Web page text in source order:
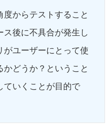
からテストすること
ス後に不具合が発生し
ユーザーにとって使
どうか？ということ
ていくことが目的で